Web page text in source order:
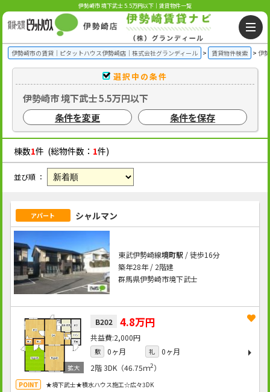
伊勢崎市 境下武士 5.5万円以下｜賃貸物件一覧
伊勢崎市の賃貸｜ピタットハウス伊勢崎店｜株式会社グランディール 賃貸物件検索 伊
選択中の条件
伊勢崎市 境下武士 5.5万円以下
条件を変更
条件を保存
棟数1件 (総物件数： 1件)
並び順 ：
アパート シャルマン
東武伊勢崎線境町駅/ 徒歩16分
築年28年 / 2階建
群馬県伊勢崎市境下武士
B202 4.8万円
2,000円
敷 0ヶ月 礼
0ヶ月
2階3DK（46.75ｍ2）
★境下武士★積水ハウス施工☆広々3DK